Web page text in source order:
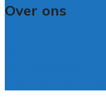
Over ons